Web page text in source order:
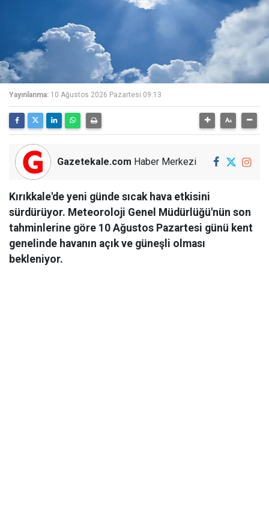
Yayınlanma: 10 Ağustos 2026 Pazartesi 09:13
Gazetekale.com Haber Merkezi
Kırıkkale'de yeni günde sıcak hava etkisini
sürdürüyor. Meteoroloji Genel Müdürlüğü'nün son
tahminlerine göre 10 Ağustos Pazartesi günü kent
genelinde havanın açık ve güneşli olması
bekleniyor.